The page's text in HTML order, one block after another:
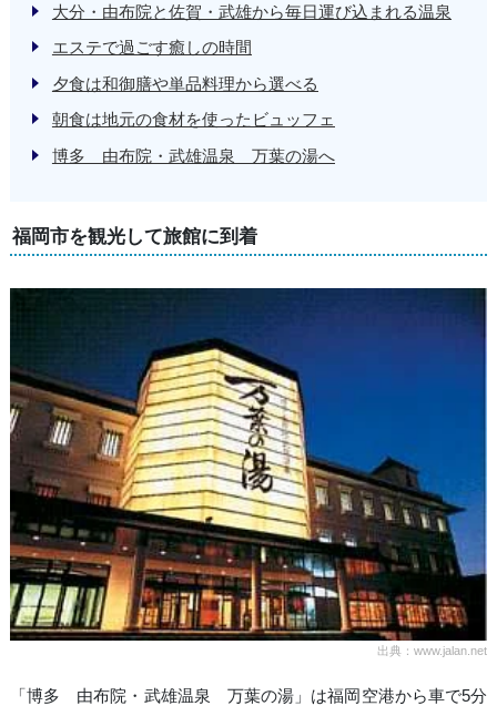
大分・由布院と佐賀・武雄から毎日運び込まれる温泉
エステで過ごす癒しの時間
夕食は和御膳や単品料理から選べる
朝食は地元の食材を使ったビュッフェ
博多 由布院・武雄温泉 万葉の湯へ
福岡市を観光して旅館に到着
出典：www.jalan.net
「博多 由布院・武雄温泉 万葉の湯」は福岡空港から車で5分